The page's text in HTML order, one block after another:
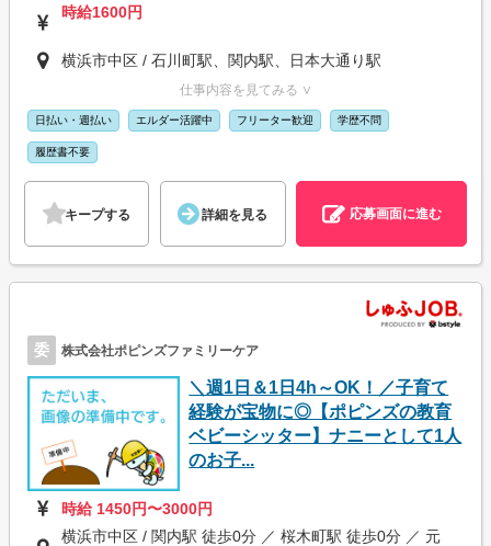
時給1600円
横浜市中区 / 石川町駅、関内駅、日本大通り駅
仕事内容を見てみる ∨
日払い・週払い エルダー活躍中 フリーター歓迎 学歴不問
履歴書不要
キープする 詳細を見る 応募画面に進む
委 株式会社ポピンズファミリーケア
＼週1日＆1日4h～OK！／子育て
経験が宝物に◎【ポピンズの教育
ベビーシッター】ナニーとして1人
のお子...
時給 1450円〜3000円
横浜市中区 / 関内駅 徒歩0分 ／ 桜木町駅 徒歩0分 ／ 元